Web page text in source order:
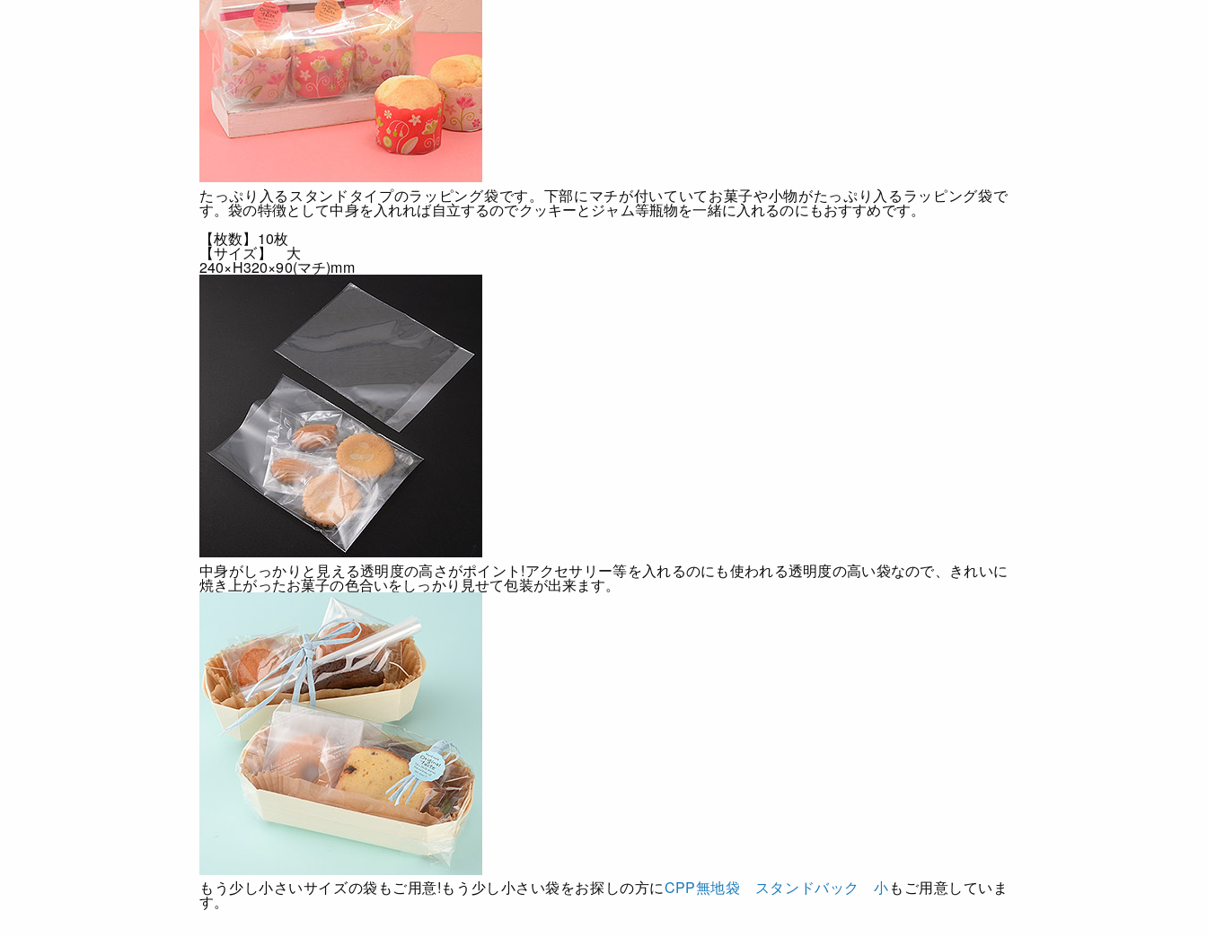
たっぷり入るスタンドタイプのラッピング袋です。 下部にマチが付いていてお菓子や小物がたっぷり入るラッピング袋で
す。袋の特徴として中身を入れれば自立するのでクッキーとジャム等瓶物を一緒に入れるのにもおすすめです。
【枚数】10枚
【サイズ】 大
240×H320×90(マチ)mm
中身がしっかりと見える透明度の高さがポイント!アクセサリー等を入れるのにも使われる透明度の高い袋なので、きれいに
焼き上がったお菓子の色合いをしっかり見せて包装が出来ます。
もう少し小さいサイズの袋もご用意!もう少し小さい袋をお探しの方にCPP無地袋 スタンドバック 小もご用意していま
す。